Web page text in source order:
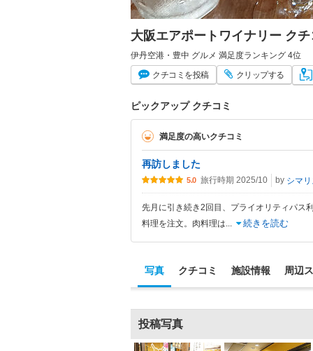
大阪エアポートワイナリー ク
伊丹空港・豊中 グルメ 満足度ランキング 4位
クチコミ を投稿 クリップする
ピックアップ クチコミ
満足度の高いクチコミ
再訪しました
5.0 旅行時期 2025/10 by シマリ
先月に引き続き2回目、プライオリティパス
料理を注文。肉料理は
続きを読む
写真 クチコミ 施設情報 周辺
投稿写真